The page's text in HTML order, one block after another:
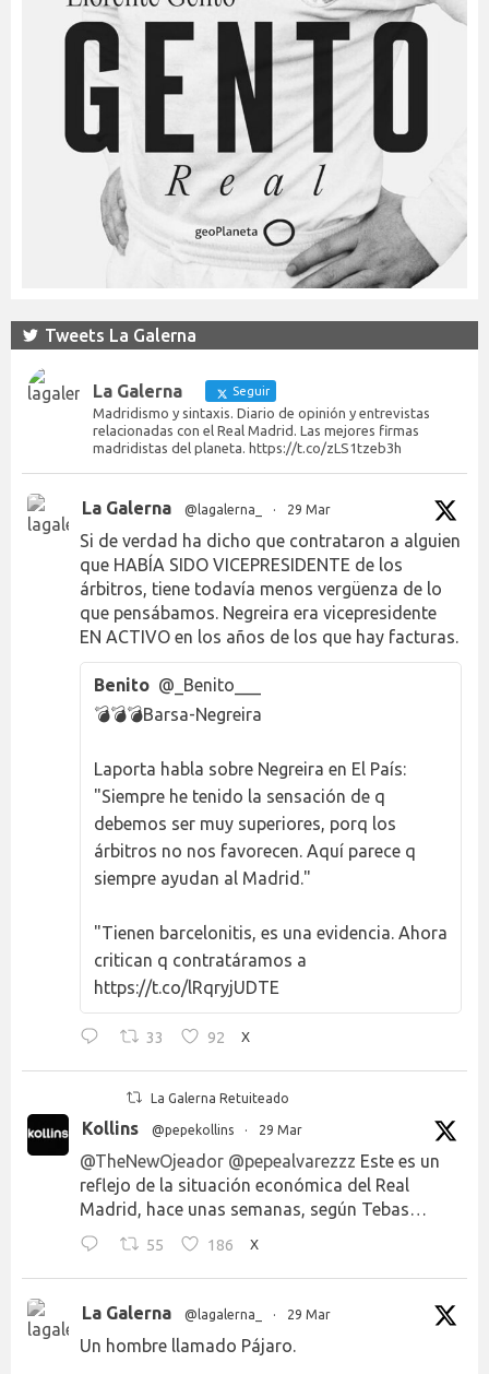
Tweets La Galerna
La Galerna Seguir
Madridismo y sintaxis. Diario de opinión y entrevistas
relacionadas con el Real Madrid. Las mejores firmas
madridistas del planeta. https://t.co/zLS1tzeb3h
La Galerna @lagalerna_ · 29 Mar
Si de verdad ha dicho que contrataron a alguien
que HABÍA SIDO VICEPRESIDENTE de los
árbitros, tiene todavía menos vergüenza de lo
que pensábamos. Negreira era vicepresidente
EN ACTIVO en los años de los que hay facturas.
Benito @_Benito___
💣💣💣Barsa-Negreira
Laporta habla sobre Negreira en El País:
"Siempre he tenido la sensación de q
debemos ser muy superiores, porq los
árbitros no nos favorecen. Aquí parece q
siempre ayudan al Madrid."
"Tienen barcelonitis, es una evidencia. Ahora
critican q contratáramos a
https://t.co/lRqryjUDTE
33 92 X
La Galerna Retuiteado
Kollins @pepekollins · 29 Mar
@TheNewOjeador @pepealvarezzz Este es un
reflejo de la situación económica del Real
Madrid, hace unas semanas, según Tebas…
55 186 X
La Galerna @lagalerna_ · 29 Mar
Un hombre llamado Pájaro.